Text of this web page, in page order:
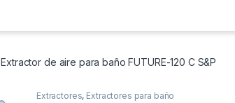
Extractor de aire para baño FUTURE-120 C S&P
Extractores, Extractores para baño